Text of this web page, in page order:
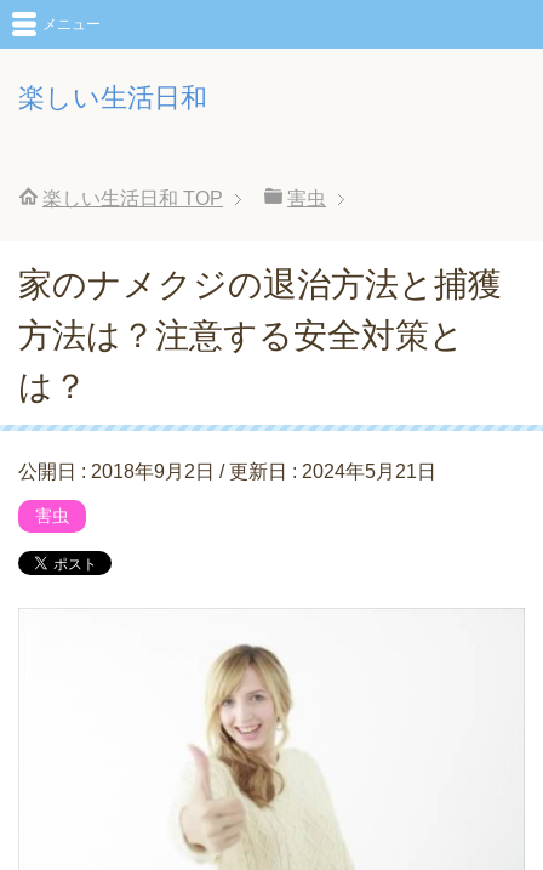
楽しい生活日和
メニュー
楽しい生活日和 TOP 害虫
家のナメクジの退治方法と捕獲
方法は？注意する安全対策と
は？
公開日 : 2018年9月2日 / 更新日 : 2024年5月21日
害虫